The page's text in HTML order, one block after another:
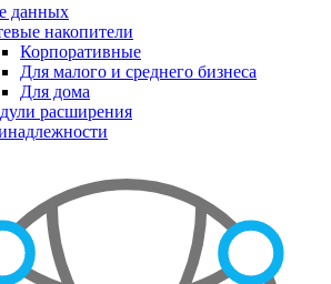
данных
накопители
Корпоративные
Для малого и среднего бизнеса
Для дома
расширения